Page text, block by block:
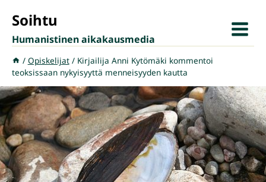
sisältöön
Soihtu
Humanistinen aikakausmedia
/ Opiskelijat / Kirjailija Anni Kytömäki kommentoi
teoksissaan nykyisyyttä menneisyyden kautta